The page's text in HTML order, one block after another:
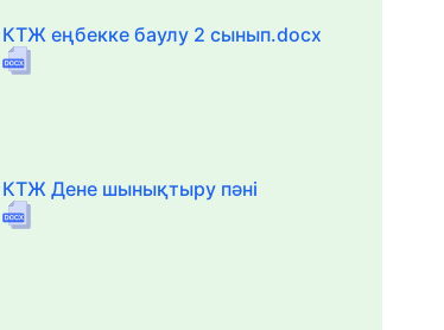
КТЖ еңбекке баулу 2 сынып.docx
КТЖ Дене шынықтыру пәні